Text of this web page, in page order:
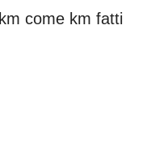
come km fatti